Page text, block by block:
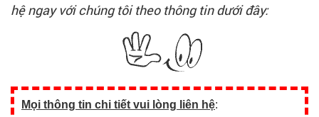
hệ ngay với chúng tôi theo thông tin dưới đây:
Mọi thông tin chi tiết vui lòng liên hệ: